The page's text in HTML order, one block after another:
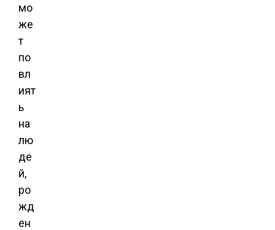
мо
же
т
по
вл
ият
ь
на
лю
де
й,
ро
жд
ен